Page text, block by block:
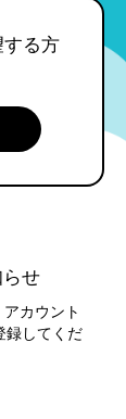
る方
せ
カウント
録してくだ